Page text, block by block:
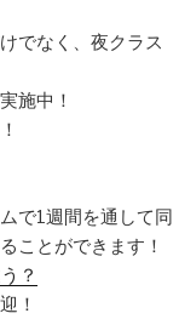
でなく、夜クラス
施中！
で1週間を通して同
ことができます！
？
！